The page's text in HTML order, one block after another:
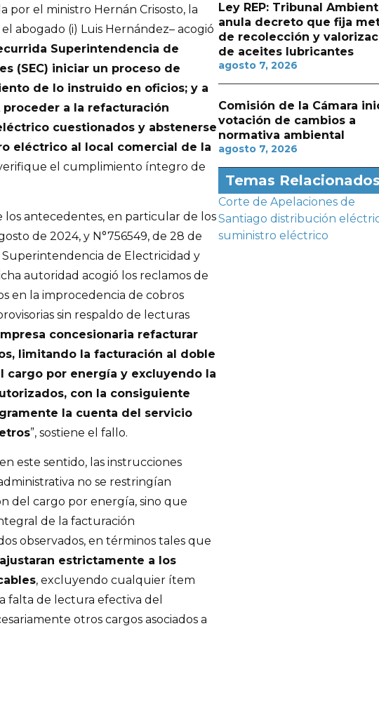
por el ministro Hernán Crisosto, la
abogado (i) Luis Hernández– acogió
Superintendencia de
(SEC) iniciar un proceso de
de lo instruido en oficios; y a
proceder a la refacturación
cuestionados y abstenerse
eléctrico al local comercial de la
el cumplimiento íntegro de
los antecedentes, en particular de los
de 2024, y N°756549, de 28 de
Superintendencia de Electricidad y
autoridad acogió los reclamos de
en la improcedencia de cobros
sin respaldo de lecturas
concesionaria refacturar
limitando la facturación al doble
cargo por energía y excluyendo la
con la consiguiente
la cuenta del servicio
”, sostiene el fallo.
este sentido, las instrucciones
no se restringían
del cargo por energía, sino que
de la facturación
observados, en términos tales que
estrictamente a los
, excluyendo cualquier ítem
falta de lectura efectiva del
otros cargos asociados a
Ley REP: Tribunal
anula decreto que fija
de recolección y
de aceites lubricantes
agosto 7, 2026
Comisión de la Cámara
votación de cambios a
normativa ambiental
agosto 7, 2026
Temas
Corte de Apelaciones de
Santiago distribución
suministro eléctrico